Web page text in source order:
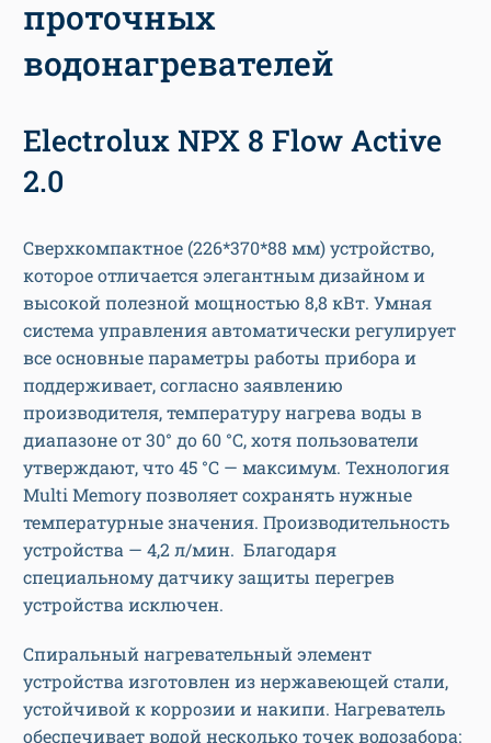
проточных
водонагревателей
Electrolux NPX 8 Flow Active
2.0
Сверхкомпактное (226*370*88 мм) устройство,
которое отличается элегантным дизайном и
высокой полезной мощностью 8,8 кВт. Умная
система управления автоматически регулирует
все основные параметры работы прибора и
поддерживает, согласно заявлению
производителя, температуру нагрева воды в
диапазоне от 30° до 60 °С, хотя пользователи
утверждают, что 45 °С — максимум. Технология
Multi Memory позволяет сохранять нужные
температурные значения. Производительность
устройства — 4,2 л/мин. Благодаря
специальному датчику защиты перегрев
устройства исключен.
Спиральный нагревательный элемент
устройства изготовлен из нержавеющей стали,
устойчивой к коррозии и накипи. Нагреватель
обеспечивает водой несколько точек водозабора: